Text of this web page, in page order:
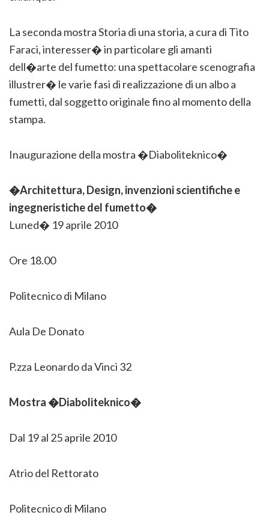
La seconda mostra Storia di una storia, a cura di Tito
Faraci, interesser� in particolare gli amanti
dell�arte del fumetto: una spettacolare scenografia
illustrer� le varie fasi di realizzazione di un albo a
fumetti, dal soggetto originale fino al momento della
stampa.
Inaugurazione della mostra �Diaboliteknico�
�Architettura, Design, invenzioni scientifiche e
ingegneristiche del fumetto�
Luned� 19 aprile 2010
Ore 18.00
Politecnico di Milano
Aula De Donato
P.zza Leonardo da Vinci 32
Mostra �Diaboliteknico�
Dal 19 al 25 aprile 2010
Atrio del Rettorato
Politecnico di Milano